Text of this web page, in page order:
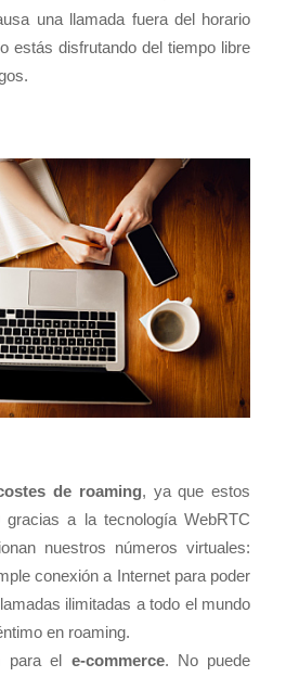
una llamada fuera del horario
estás disfrutando del tiempo libre
de roaming, ya que estos
a la tecnología WebRTC
nuestros números virtuales:
conexión a Internet para poder
ilimitadas a todo el mundo
en roaming.
para el e-commerce. No puede